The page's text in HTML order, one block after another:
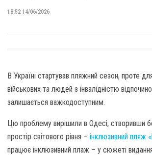
18:52 14/06/2026
В Україні стартував пляжний сезон, проте
військових та людей з інвалідністю
залишається важкодоступним.
Цю проблему вирішили в Одесі, створивши
простір світового рівня – інклюзивний пляж
працює інклюзивний плаж – у сюжеті